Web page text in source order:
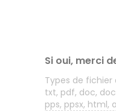
Si oui, merci
Types de fichier
txt, pdf, doc,
pps, ppsx, html,